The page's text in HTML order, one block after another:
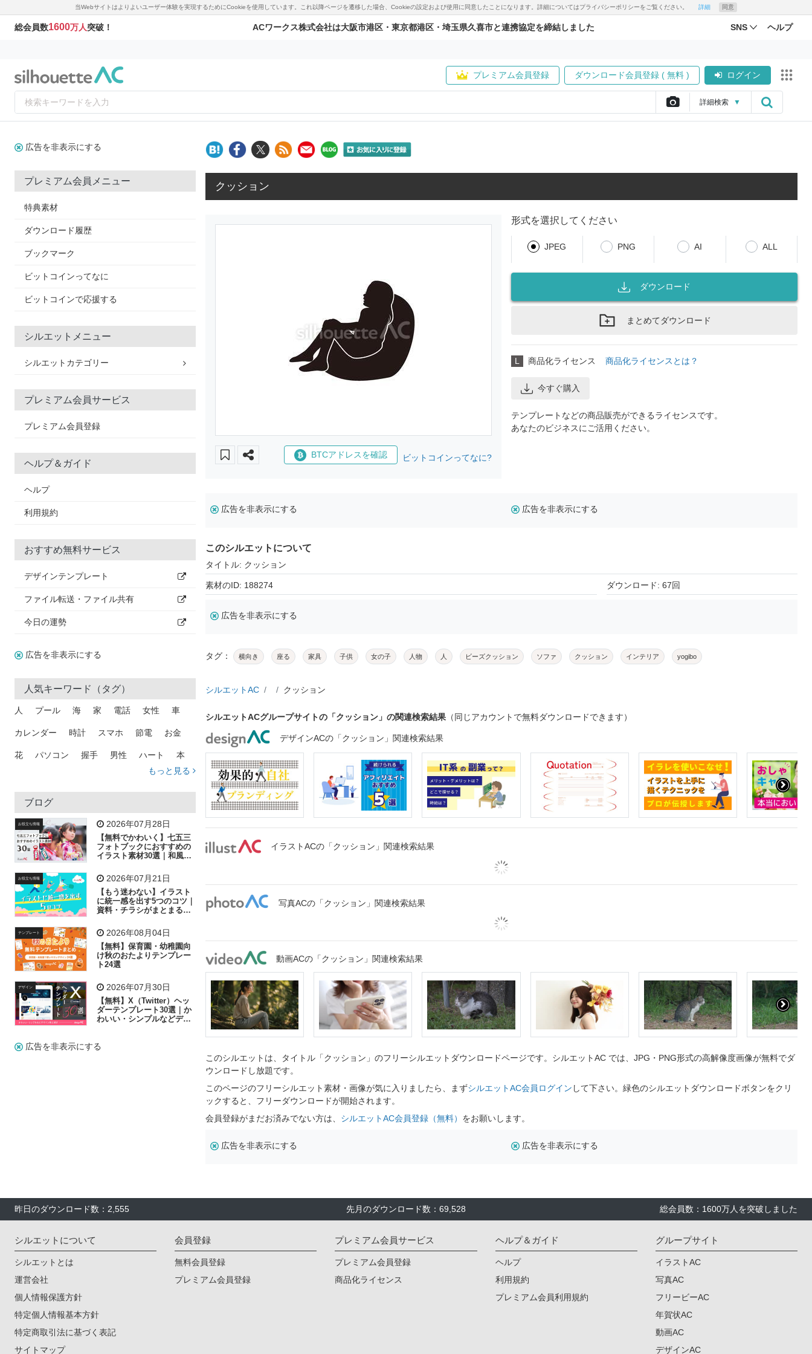
当Webサイトはよりよいユーザー体験を実現するためにCookieを使用しています。これ以降ページを遷移した場合、Cookieの設定および使用に同意したことになります。詳細についてはプライバシーポリシーをご覧ください。 詳細 同意
総会員数1600万人突破！ ACワークス株式会社は大阪市港区・東京都港区・埼玉県久喜市と連携協定を締結しました SNS ヘルプ
プレミアム会員登録 ダウンロード会員登録 ( 無料 ) ログイン
詳細検索 ▼
広告を非表示にする
プレミアム会員メニュー
特典素材
ダウンロード履歴
ブックマーク
ビットコインってなに
ビットコインで応援する
シルエットメニュー
シルエットカテゴリー
プレミアム会員サービス
プレミアム会員登録
ヘルプ＆ガイド
ヘルプ
利用規約
おすすめ無料サービス
デザインテンプレート
ファイル転送・ファイル共有
今日の運勢
広告を非表示にする
人気キーワード（タグ）
人 プール 海 家 電話 女性 車
カレンダー 時計 スマホ 節電 お金
花 パソコン 握手 男性 ハート 本
トラック 木
吹き出し
飛行機 グラフ ビル 魚 家族 書類
歩く 工場 会社 太陽 キラキラ
子供 作業員 相談 ピクトグラム
もっと見る
ブログ
お役立ち情報 2026年07月28日
【無料でかわいく】七五三
フォトブックにおすすめの
イラスト素材30選｜和風の
お役立ち情報 2026年07月21日
【もう迷わない】イラスト
に統一感を出す5つのコツ｜
資料・チラシがまとまるフ
テンプレート 2026年08月04日
【無料】保育園・幼稚園向
け秋のおたよりテンプレー
ト24選
デザイン 2026年07月30日
【無料】X（Twitter）ヘッ
ダーテンプレート30選｜か
わいい・シンプルなどデザ
広告を非表示にする
クッション
BTCアドレスを確認 ビットコインってなに?
形式を選択してください
JPEG PNG AI ALL
ダウンロード
まとめてダウンロード
L 商品化ライセンス 商品化ライセンスとは？
今すぐ購入
テンプレートなどの商品販売ができるライセンスです。
あなたのビジネスにご活用ください。
広告を非表示にする 広告を非表示にする
このシルエットについて
タイトル: クッション
素材のID: 188274 ダウンロード: 67回
広告を非表示にする
タグ： 横向き 座る 家具 子供 女の子 人物 人 ビーズクッション ソファ クッション インテリア yogibo
シルエットAC クッション
シルエットACグループサイトの「クッション」の関連検索結果 （同じアカウントで無料ダウンロードできます）
デザインACの「クッション」関連検索結果
イラストACの「クッション」関連検索結果
写真ACの「クッション」関連検索結果
動画ACの「クッション」関連検索結果
このシルエットは、タイトル「クッション」のフリーシルエットダウンロードページです。シルエットAC では、JPG・PNG形式の高解像度画像が無料でダ
ウンロードし放題です。
このページのフリーシルエット素材・画像が気に入りましたら、まずシルエットAC会員ログイン して下さい。緑色のシルエットダウンロードボタンをクリ
ックすると、フリーダウンロードが開始されます。
会員登録がまだお済みでない方は、 シルエットAC会員登録（無料） をお願いします。
広告を非表示にする 広告を非表示にする
昨日のダウンロード数：2,555 先月のダウンロード数：69,528 総会員数：1600万人を突破しました
シルエットについて
シルエットとは
運営会社
個人情報保護方針
特定個人情報基本方針
特定商取引法に基づく表記
サイトマップ
会員登録
無料会員登録
プレミアム会員登録
プレミアム会員サービス
プレミアム会員登録
商品化ライセンス
ヘルプ＆ガイド
ヘルプ
利用規約
プレミアム会員利用規約
グループサイト
イラストAC
写真AC
フリービーAC
年賀状AC
動画AC
デザインAC